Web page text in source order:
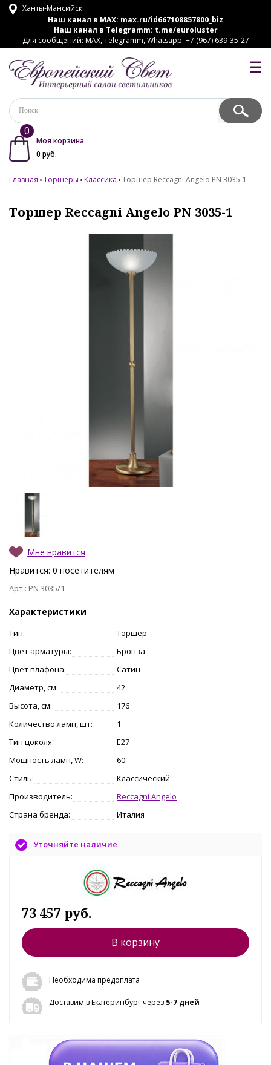
Ханты-Мансийск
Наш канал в MAX: max.ru/id667108857800_biz
Наш канал в Telegramm: t.me/euroluster
Для сообщений: MAX, Telegramm, Whatsapp: +7 (967) 639-35-27
☰
0
Моя корзина
0 руб.
Главная Торшеры Классика Торшер Reccagni Angelo PN 3035-1
Торшер Reccagni Angelo PN 3035-1
Мне нравится
Нравится: 0 посетителям
Арт.: PN 3035/1
Характеристики
Тип:
Торшер
Цвет арматуры:
Бронза
Цвет плафона:
Сатин
Диаметр, см:
42
Высота, см:
176
Количество ламп, шт:
1
Тип цоколя:
E27
Мощность ламп, W:
60
Стиль:
Классический
Производитель:
Reccagni Angelo
Страна бренда:
Италия
Уточняйте наличие
73 457 руб.
В корзину
Необходима предоплата
Доставим в Екатеринбург через 5-7 дней